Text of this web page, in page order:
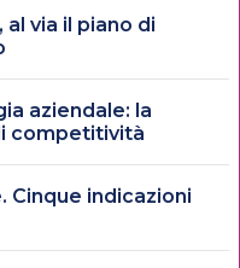
al via il piano di
aziendale: la
competitività
Cinque indicazioni